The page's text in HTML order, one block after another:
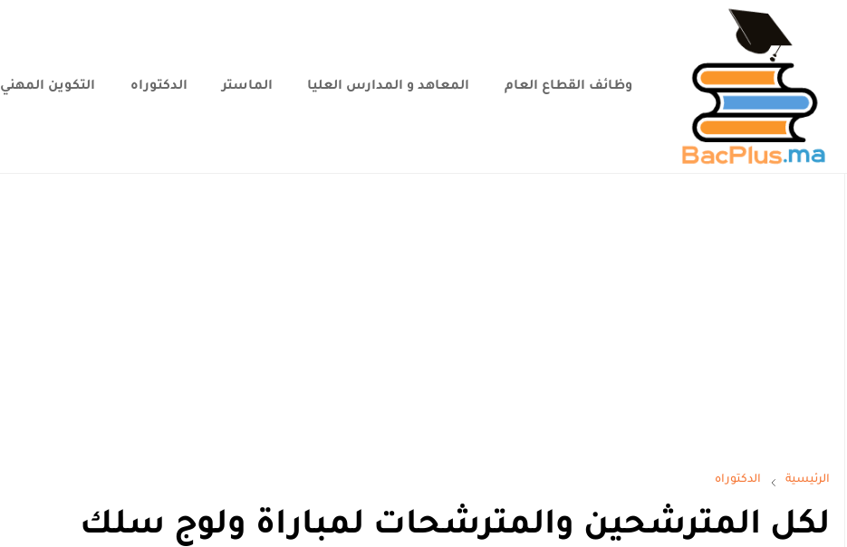
وظائف القطاع العام المعاهد و المدارس العليا الماستر الدكتوراه التكوين المهني
الرئيسية الدكتوراه
لكل المترشحين والمترشحات لمباراة ولوج سلك